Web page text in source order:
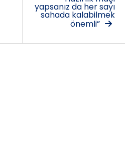
yapsanız da her sayı
sahada kalabilmek
önemli”